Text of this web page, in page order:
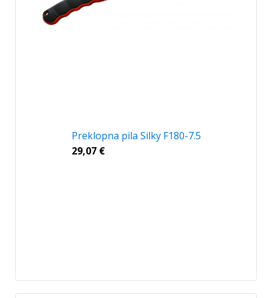
Preklopna pila Silky F180-7.5
29,07 €